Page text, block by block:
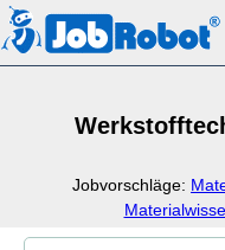
Jobvorschläge: